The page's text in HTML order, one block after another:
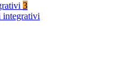
3
integrativi